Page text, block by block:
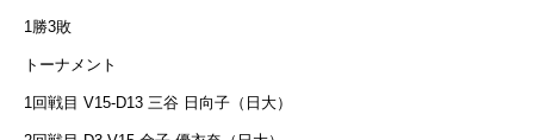
1勝3敗
トーナメント
1回戦目 V15-D13 三谷 日向子（日大）